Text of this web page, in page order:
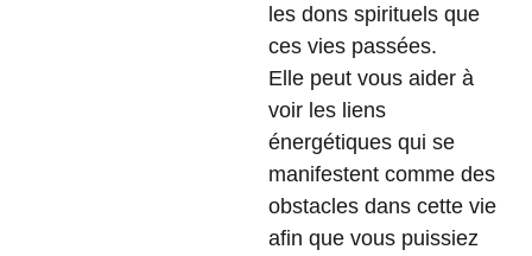
les dons spirituels que
ces vies passées.
Elle peut vous aider à
voir les liens
énergétiques qui se
manifestent comme des
obstacles dans cette vie
afin que vous puissiez